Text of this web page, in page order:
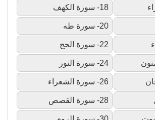
18- سورة الكهف
20- سورة طه
22- سورة الحج
24- سورة النور
26- سورة الشعراء
28- سورة القصص